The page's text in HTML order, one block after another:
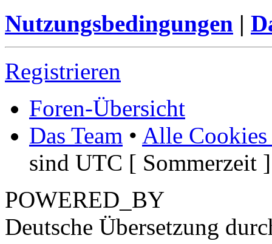
Nutzungsbedingungen |
Registrieren
Foren-Übersicht
Das Team • Alle Cookies
sind UTC [ Sommerzeit ]
POWERED_BY
Deutsche Übersetzung